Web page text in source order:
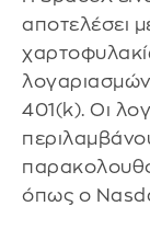
αποτελέσει
λογαριασμών
401(k). Οι
όπως ο